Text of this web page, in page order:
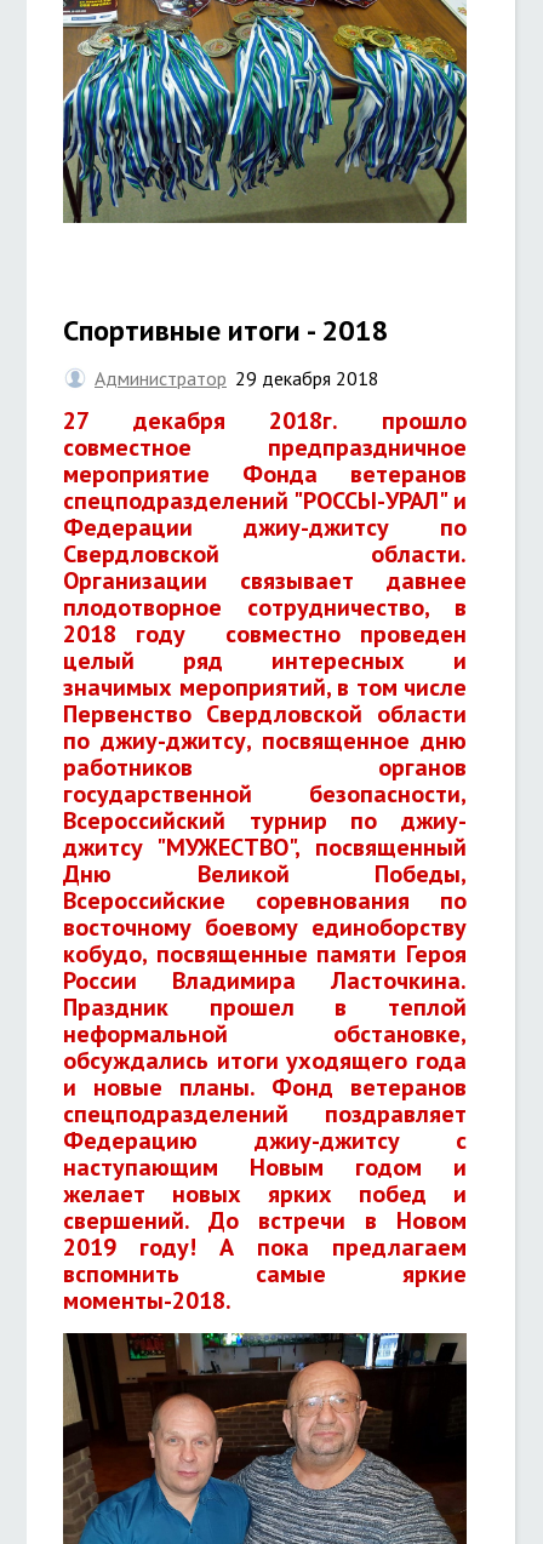
Спортивные итоги - 2018
Администратор 29 декабря 2018
27 декабря 2018г. прошло
совместное предпраздничное
мероприятие Фонда ветеранов
спецподразделений "РОССЫ-УРАЛ" и
Федерации джиу-джитсу по
Свердловской области.
Организации связывает давнее
плодотворное сотрудничество, в
2018 году совместно проведен
целый ряд интересных и
значимых мероприятий, в том числе
Первенство Свердловской области
по джиу-джитсу, посвященное дню
работников органов
государственной безопасности,
Всероссийский турнир по джиу-
джитсу "МУЖЕСТВО", посвященный
Дню Великой Победы,
Всероссийские соревнования по
восточному боевому единоборству
кобудо, посвященные памяти Героя
России Владимира Ласточкина.
Праздник прошел в теплой
неформальной обстановке,
обсуждались итоги уходящего года
и новые планы. Фонд ветеранов
спецподразделений поздравляет
Федерацию джиу-джитсу с
наступающим Новым годом и
желает новых ярких побед и
свершений. До встречи в Новом
2019 году! А пока предлагаем
вспомнить самые яркие
моменты-2018.